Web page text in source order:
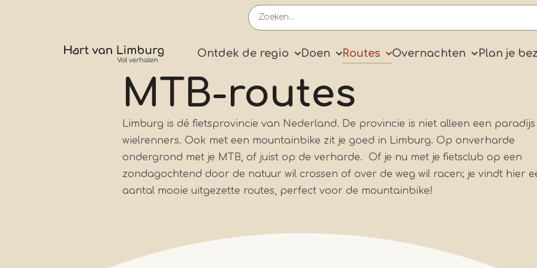
Primary
Ontdek de regio Doen Routes Overnachten Plan je
MTB-routes
Limburg is dé fietsprovincie van Nederland. De provincie is niet alleen een
wielrenners. Ook met een mountainbike zit je goed in Limburg. Op onverharde
ondergrond met je MTB, of juist op de verharde. Of je nu met je fietsclub op een
zondagochtend door de natuur wil crossen of over de weg wil racen; je vindt hier
aantal mooie uitgezette routes, perfect voor de mountainbike!